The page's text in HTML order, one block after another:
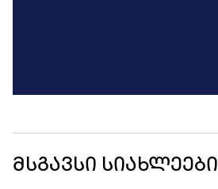
მსგავსი სიახლეები